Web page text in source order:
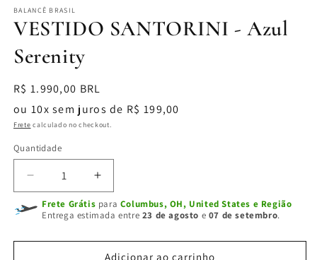
BALANCÊ BRASIL
VESTIDO SANTORINI - Azul
Serenity
Preço
normal
R$ 1.990,00 BRL
ou 10x sem juros de R$ 199,00
Frete calculado no checkout.
Quantidade
Diminuir
a
quantidade
VESTIDO
Aumentar
a
quantidade
VESTIDO
SANTORINI
Frete Grátis para Columbus, OH, United States e Região
Entrega estimada entre 23 de agosto e 07 de setembro.
Adicionar ao carrinho